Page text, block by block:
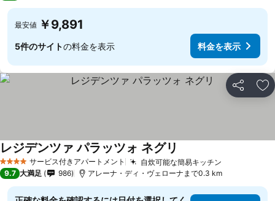
最安値 ￥9,891
5件のサイトの料金を表示 料金を表示
シェア お
4 ホテルのランクサービス付きアパートメント 自炊可能な簡易キッチン
レジデンツァ パラッツォ ネグリ
9.7 大満足 986 アレーナ・ディ・ヴェローナまで0.3 km